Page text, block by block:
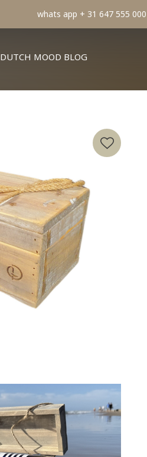
DUTCH MOOD BLOG
min order € 100.- franco